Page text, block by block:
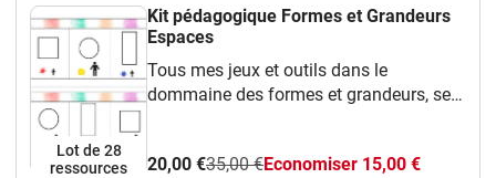
Lot de 28
ressources
Kit pédagogique Formes et Grandeurs
Espaces
Tous mes jeux et outils dans le
dommaine des formes et grandeurs, se
20,00 €35,00 €Economiser 15,00 €